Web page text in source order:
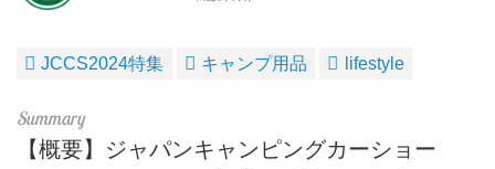
JCCS2024特集 キャンプ用品 lifestyle
【概要】ジャパンキャンピングカーショー